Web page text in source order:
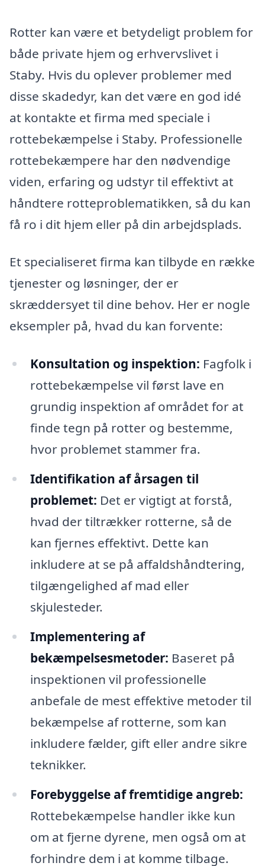
Rotter kan være et betydeligt problem for
både private hjem og erhvervslivet i
Staby. Hvis du oplever problemer med
disse skadedyr, kan det være en god idé
at kontakte et firma med speciale i
rottebekæmpelse i Staby. Professionelle
rottebekæmpere har den nødvendige
viden, erfaring og udstyr til effektivt at
håndtere rotteproblematikken, så du kan
få ro i dit hjem eller på din arbejdsplads.
Et specialiseret firma kan tilbyde en række
tjenester og løsninger, der er
skræddersyet til dine behov. Her er nogle
eksempler på, hvad du kan forvente:
Konsultation og inspektion: Fagfolk i
rottebekæmpelse vil først lave en
grundig inspektion af området for at
finde tegn på rotter og bestemme,
hvor problemet stammer fra.
Identifikation af årsagen til
problemet: Det er vigtigt at forstå,
hvad der tiltrækker rotterne, så de
kan fjernes effektivt. Dette kan
inkludere at se på affaldshåndtering,
tilgængelighed af mad eller
skjulesteder.
Implementering af
bekæmpelsesmetoder: Baseret på
inspektionen vil professionelle
anbefale de mest effektive metoder til
bekæmpelse af rotterne, som kan
inkludere fælder, gift eller andre sikre
teknikker.
Forebyggelse af fremtidige angreb:
Rottebekæmpelse handler ikke kun
om at fjerne dyrene, men også om at
forhindre dem i at komme tilbage.